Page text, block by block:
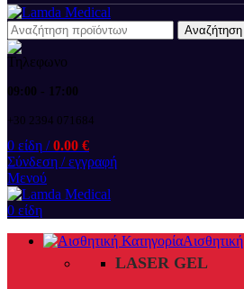
Αναζήτηση
09:00 - 17:00
+30 2394 071684
0 είδη / 0.00 €
Σύνδεση / εγγραφή
Μενού
0 είδη
Αισθητική
LASER GEL